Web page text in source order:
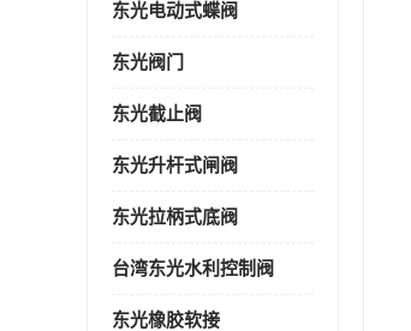
东光电动式蝶阀
东光阀门
东光截止阀
东光升杆式闸阀
东光拉柄式底阀
台湾东光水利控制阀
东光橡胶软接